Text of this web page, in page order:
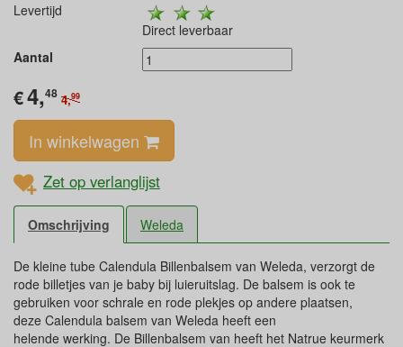
Levertijd
Direct leverbaar
Aantal
€4,48 4,99
In winkelwagen
Zet op verlanglijst
Omschrijving Weleda
De kleine tube Calendula Billenbalsem van Weleda, verzorgt de
rode billetjes van je baby bij luieruitslag. De balsem is ook te
gebruiken voor schrale en rode plekjes op andere plaatsen,
deze Calendula balsem van Weleda heeft een
helende werking. De Billenbalsem van heeft het Natrue keurmerk